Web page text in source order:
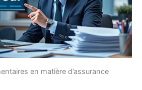
en matière d’assurance